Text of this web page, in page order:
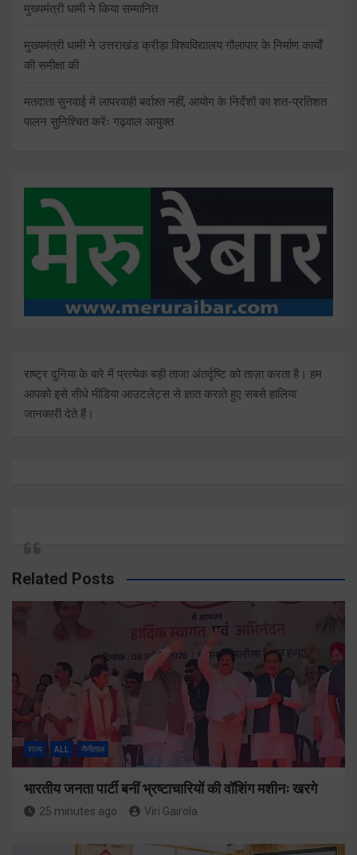
मुख्यमंत्री धामी ने किया सम्मानित
मुख्यमंत्री धामी ने उत्तराखंड क्रीड़ा विश्वविद्यालय गौलापार के निर्माण कार्यों
की समीक्षा की
मतदाता सुनवाई में लापरवाही बर्दाश्त नहीं, आयोग के निर्देशों का शत-प्रतिशत
पालन सुनिश्चित करेंः गढ़वाल आयुक्त
राष्ट्र दुनिया के बारे में प्रत्येक बड़ी ताजा अंतर्दृष्टि को ताज़ा करता है। हम
आपको इसे सीधे मीडिया आउटलेट्स से ज्ञात कराते हुए सबसे हालिया
जानकारी देते हैं।
Related Posts
राज्य ALL नैनीताल
भारतीय जनता पार्टी बनीं भ्रष्टाचारियों की वॉशिंग मशीनः खरगे
25 minutes ago Viri Gairola